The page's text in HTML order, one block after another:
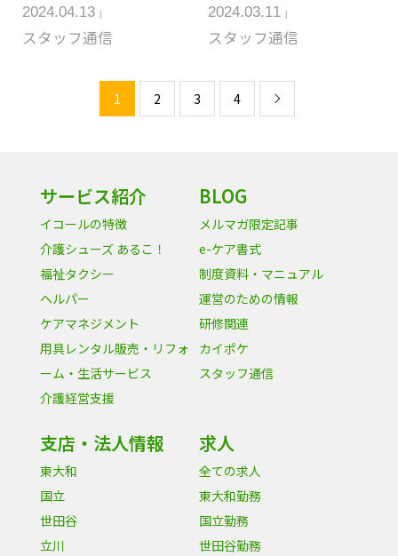
2024.04.13
スタッフ通信
2024.03.11
スタッフ通信
1 2 3 4 
サービス紹介
イコールの特徴
介護シューズ あるこ！
福祉タクシー
ヘルパー
ケアマネジメント
用具レンタル販売・リフォ
ーム・生活サービス
介護経営支援
BLOG
メルマガ限定記事
e-ケア書式
制度資料・マニュアル
運営のための情報
研修関連
カイポケ
スタッフ通信
支店・法人情報
東大和
国立
世田谷
立川
求人
全ての求人
東大和勤務
国立勤務
世田谷勤務